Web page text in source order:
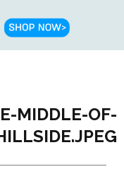
MIDDLE-OF-